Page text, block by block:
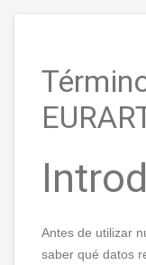
Antes de utilizar
saber qué datos